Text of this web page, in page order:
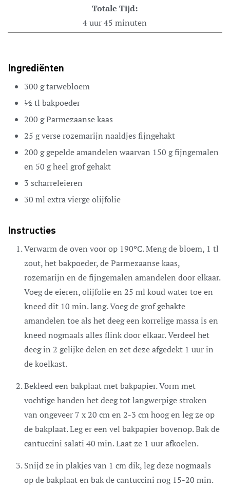
Totale Tijd:
4 uur 45 minuten
Ingrediënten
300 gtarwebloem
½ tl bakpoeder
200 gParmezaanse kaas
25 gverse rozemarijn naaldjes fijngehakt
200 ggepelde amandelen waarvan 150 g fijngemalen
en 50 g heel grof gehakt
3 scharreleieren
30 ml extra vierge olijfolie
Instructies
Verwarm de oven voor op 190ºC. Meng de bloem, 1 tl
zout, het bakpoeder, de Parmezaanse kaas,
rozemarijn en de fijngemalen amandelen door elkaar.
Voeg de eieren, olijfolie en 25 ml koud water toe en
kneed dit 10 min. lang. Voeg de grof gehakte
amandelen toe als het deeg een korrelige massa is en
kneed nogmaals alles flink door elkaar. Verdeel het
deeg in 2 gelijke delen en zet deze afgedekt 1 uur in
de koelkast.
Bekleed een bakplaat met bakpapier. Vorm met
vochtige handen het deeg tot langwerpige stroken
van ongeveer 7 x 20 cm en 2-3 cm hoog en leg ze op
de bakplaat. Leg er een vel bakpapier bovenop. Bak de
cantuccini salati 40 min. Laat ze 1 uur afkoelen.
Snijd ze in plakjes van 1 cm dik, leg deze nogmaals
op de bakplaat en bak de cantuccini nog 15-20 min.